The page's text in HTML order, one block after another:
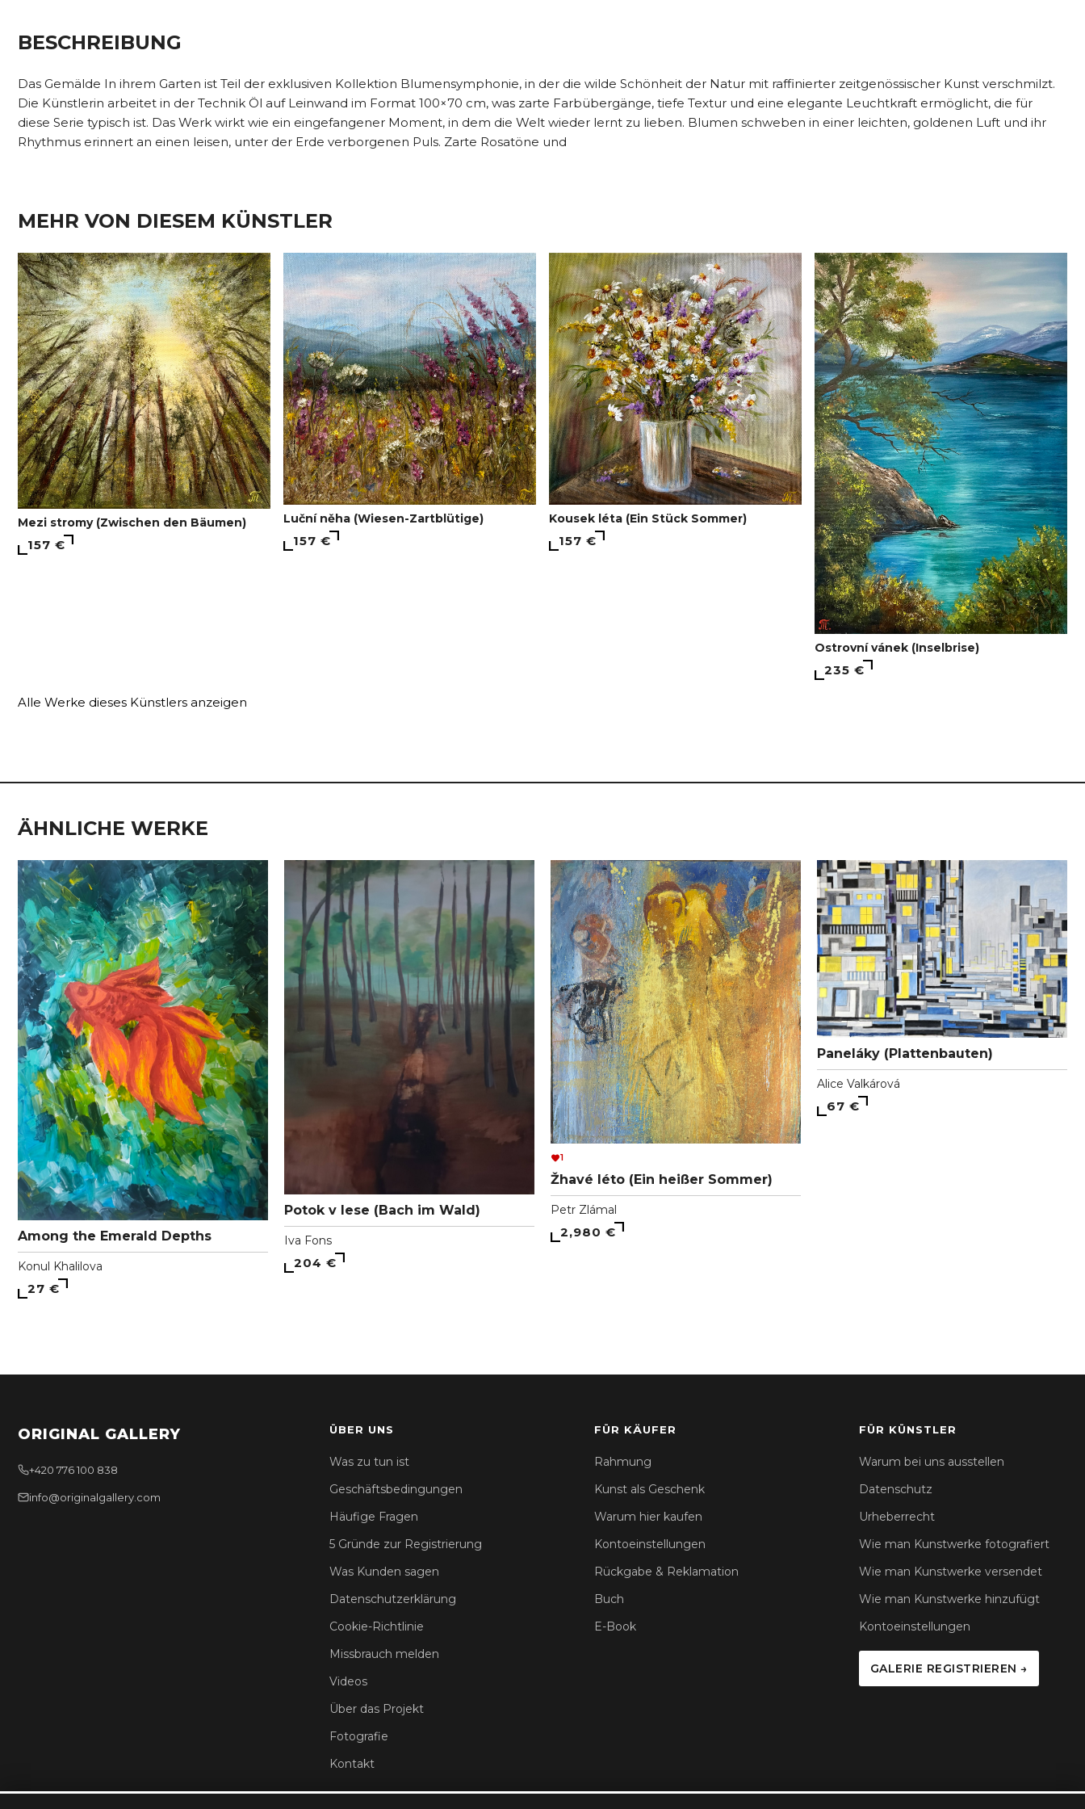
BESCHREIBUNG
Das Gemälde In ihrem Garten ist Teil der exklusiven Kollektion Blumensymphonie, in der die wilde Schönheit der Natur mit raffinierter zeitgenössischer Kunst verschmilzt.
Die Künstlerin arbeitet in der Technik Öl auf Leinwand im Format 100×70 cm, was zarte Farbübergänge, tiefe Textur und eine elegante Leuchtkraft ermöglicht, die für
diese Serie typisch ist. Das Werk wirkt wie ein eingefangener Moment, in dem die Welt wieder lernt zu lieben. Blumen schweben in einer leichten, goldenen Luft und ihr
Rhythmus erinnert an einen leisen, unter der Erde verborgenen Puls. Zarte Rosatöne und
MEHR VON DIESEM KÜNSTLER
Mezi stromy (Zwischen den Bäumen)
157 €
Luční něha (Wiesen-Zartblütige)
157 €
Kousek léta (Ein Stück Sommer)
157 €
Ostrovní vánek (Inselbrise)
235 €
Alle Werke dieses Künstlers anzeigen
ÄHNLICHE WERKE
Among the Emerald Depths
Konul Khalilova
27 €
Potok v lese (Bach im Wald)
Iva Fons
204 €
1
Žhavé léto (Ein heißer Sommer)
Petr Zlámal
2,980 €
Paneláky (Plattenbauten)
Alice Valkárová
67 €
ORIGINAL GALLERY
+420 776 100 838
info@originalgallery.com
ÜBER UNS
Was zu tun ist
Geschäftsbedingungen
Häufige Fragen
5 Gründe zur Registrierung
Was Kunden sagen
Datenschutzerklärung
Cookie-Richtlinie
Missbrauch melden
Videos
Über das Projekt
Fotografie
Kontakt
FÜR KÄUFER
Rahmung
Kunst als Geschenk
Warum hier kaufen
Kontoeinstellungen
Rückgabe & Reklamation
Buch
E-Book
FÜR KÜNSTLER
Warum bei uns ausstellen
Datenschutz
Urheberrecht
Wie man Kunstwerke fotografiert
Wie man Kunstwerke versendet
Wie man Kunstwerke hinzufügt
Kontoeinstellungen
GALERIE REGISTRIEREN →